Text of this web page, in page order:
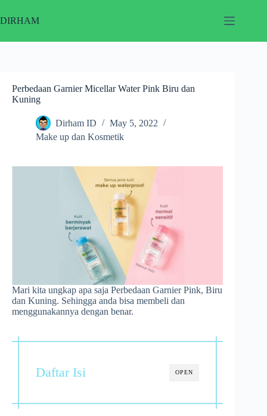
to
content
DIRHAM
Perbedaan Garnier Micellar Water Pink Biru dan
Kuning
Dirham ID
May 5, 2022
Make up dan Kosmetik
Mari kita ungkap apa saja Perbedaan Garnier Pink, Biru
dan Kuning. Sehingga anda bisa membeli dan
menggunakannya dengan benar.
OPEN
Daftar Isi